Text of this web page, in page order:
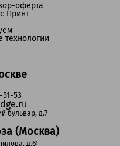
51-53
бульвар, д.7
(Москва)
д.61
оферта
Принт
технологии